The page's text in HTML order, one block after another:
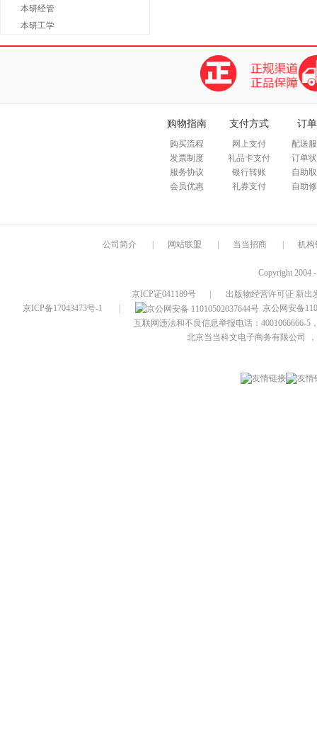
本研经管
本研工学
购物指南
购买流程
发票制度
服务协议
会员优惠
支付方式
网上支付
礼品卡支付
银行转账
礼券支付
订
配送
订单
自助
自助
公司简介 网站联盟 当当招商 机构
Copyright 2004
京ICP证041189号
出版物经营许可证 新出
京ICP备17043473号-1
京公网安备
互联网违法和不良信息举报电话：4001066666-5
北京当当科文电子商务有限公司